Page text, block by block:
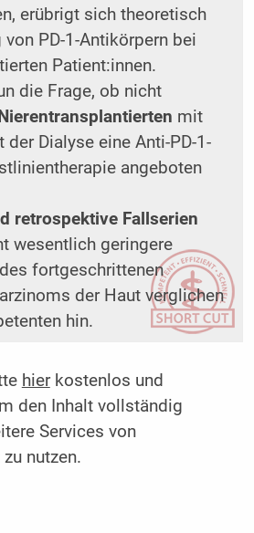
erübrigt sich theoretisch
PD-1-Antikörpern bei
Patient:innen.
die Frage, ob nicht
Nierentransplantierten mit
Dialyse eine Anti-PD-1-
angeboten
retrospektive Fallserien
wesentlich geringere
fortgeschrittenen
der Haut verglichen
hin.
hierkostenlos und
den Inhalt vollständig
Services von
nutzen.